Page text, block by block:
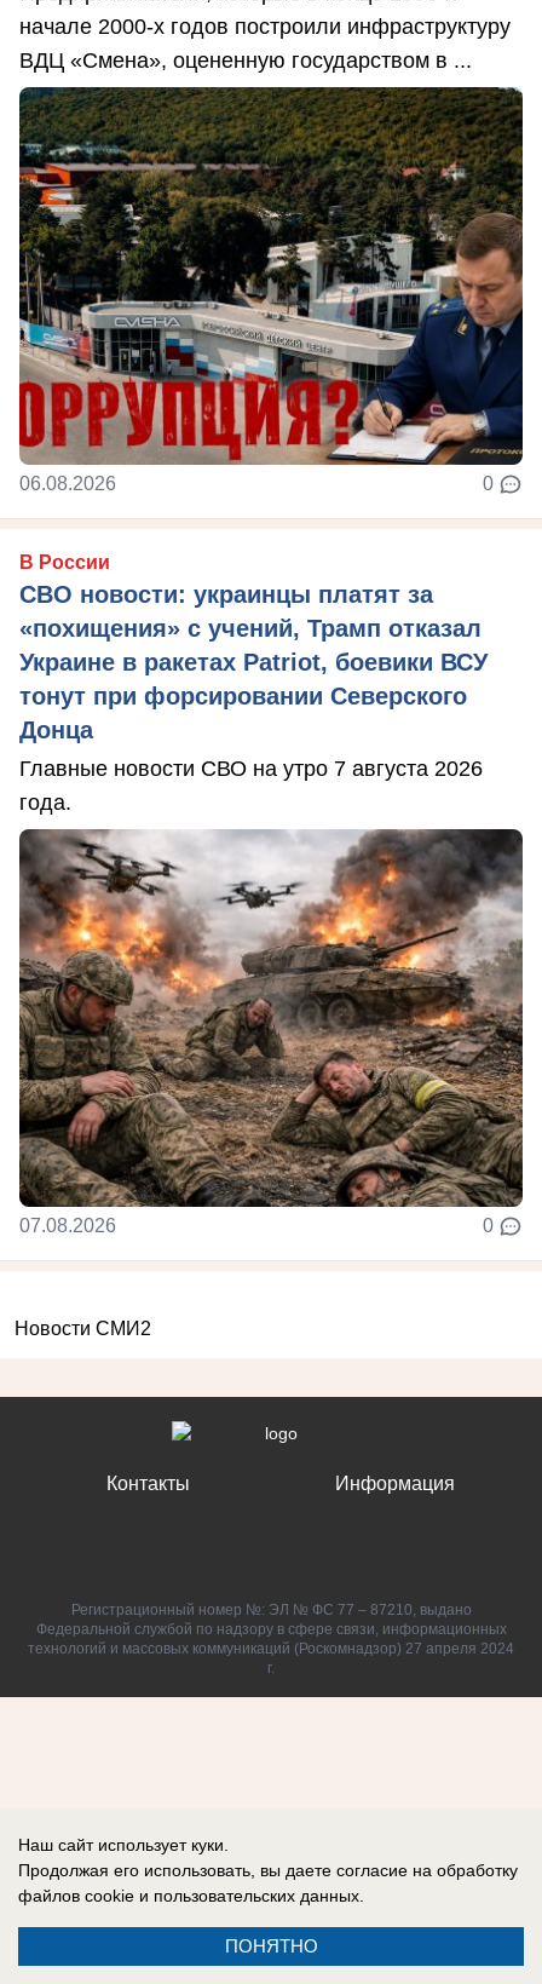
начале 2000-х годов построили инфраструктуру
ВДЦ «Смена», оцененную государством в ...
06.08.2026 0
В России
СВО новости: украинцы платят за
«похищения» с учений, Трамп отказал
Украине в ракетах Patriot, боевики ВСУ
тонут при форсировании Северского
Донца
Главные новости СВО на утро 7 августа 2026
года.
07.08.2026 0
Новости СМИ2
Контакты Информация
Регистрационный номер №: ЭЛ № ФС 77 – 87210, выдано
Федеральной службой по надзору в сфере связи, информационных
технологий и массовых коммуникаций (Роскомнадзор) 27 апреля 2024
г.
Наш сайт использует куки.
Продолжая его использовать, вы даете согласие на обработку
файлов cookie и пользовательских данных.
ПОНЯТНО